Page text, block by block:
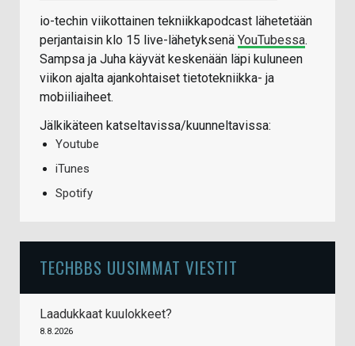
io-techin viikottainen tekniikkapodcast lähetetään
perjantaisin klo 15 live-lähetyksenä YouTubessa.
Sampsa ja Juha käyvät keskenään läpi kuluneen
viikon ajalta ajankohtaiset tietotekniikka- ja
mobiiliaiheet.
Jälkikäteen katseltavissa/kuunneltavissa:
Youtube
iTunes
Spotify
TECHBBS UUSIMMAT VIESTIT
Laadukkaat kuulokkeet?
8.8.2026